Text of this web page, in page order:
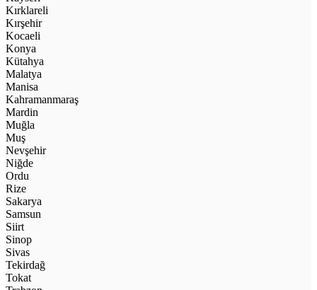
Kırklareli
Kırşehir
Kocaeli
Konya
Kütahya
Malatya
Manisa
Kahramanmaraş
Mardin
Muğla
Muş
Nevşehir
Niğde
Ordu
Rize
Sakarya
Samsun
Siirt
Sinop
Sivas
Tekirdağ
Tokat